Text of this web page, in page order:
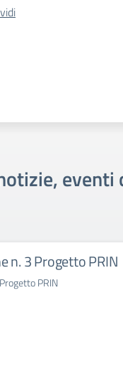
eventi
n. 3 Progetto PRIN
PRIN